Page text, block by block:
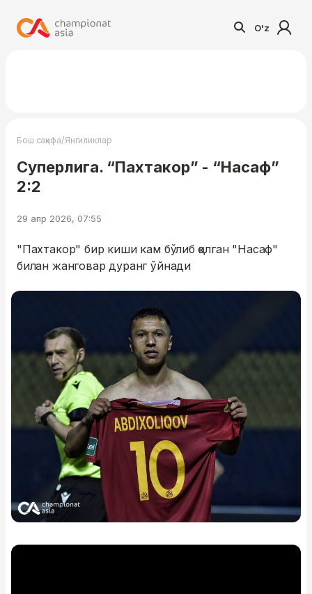
O'z
Бош саҳифа/Янгиликлар
Суперлига. “Пахтакор” - “Насаф”
2:2
29 апр 2026, 07:55
"Пахтакор" бир киши кам бўлиб қолган "Насаф"
билан жанговар дуранг ўйнади